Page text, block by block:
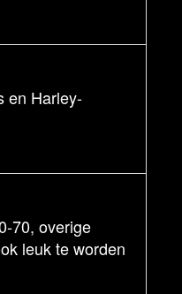
en Harley-
70, overige
leuk te worden